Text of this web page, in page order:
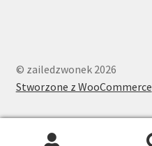
© zailedzwonek 2026
Stworzone z WooCommerce